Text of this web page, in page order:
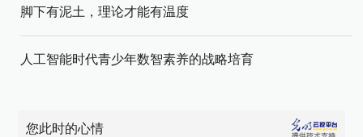
脚下有泥土，理论才能有温度
人工智能时代青少年数智素养的战略培育
您此时的心情